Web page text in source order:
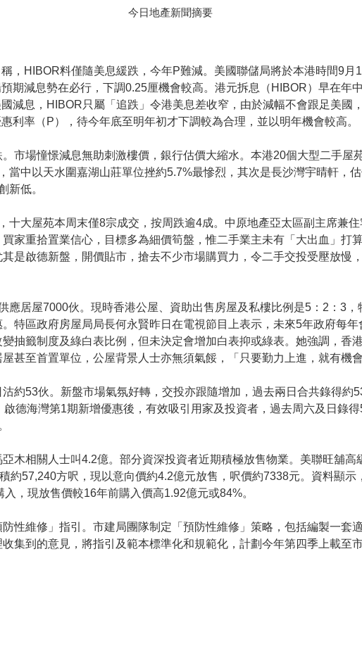
今日地產新聞摘要
稱，HIBOR料僅隨美息緩跌，今年P難減。美國聯儲局將於本港時間9
期減息勢在必行，下調0.25厘機會較高。港元拆息（HIBOR）早在年
減息，HIBOR只屬「追跌」令港美息差收窄，由於減幅不會跟足美國
利率（P），待今年底至明年初才下調較為合理，並以明年機會較高。
。市場憧憬減息無助刺激樓價，銀行估價大縮水。本港20個大型二手屋
當中以天水圍嘉湖山莊單位挫約5.7%最慘烈，其次是長沙灣宇晴軒，
新低。
十大屋苑本周末僅8宗成交，按周跌逾4成。中原地產亞太區副主席兼
家重拾置業信心，目標多為細價筍盤，惟二手業主未有「大出血」打
是啟德新盤，開價貼市，搶去不少市場購買力，令二手交投受壓放慢
應居屋7000伙。現時香港公屋、資助出售房屋及私樓比例是5：2：3
特區政府房屋局局長何永賢昨日在電視節目上表示，未來5年政府每
抽籤制度及綠白表比例，但未決定會增加白表抑或綠表。她強調，香
甚至首置單位，公屋背景人士亦無須氣餒，「只要勤力上進，就有機
沽約53伙。新盤市場氣氛好轉，交投亦跟隨增加，過去兩日合共錄得約
德海灣第1期新增優惠後，有效吸引用家及投資者，過去周六及日錄
亞木相關人士叫4.2億。部分資深投資者近期積極放售物業。美聯旺舖
約57,240方呎，現以意向價約4.2億元放售，呎價約7338元。資料顯示
，現放售價較16年前購入價高1.92億元或84%。
防性維修」指引。市建局團隊制定「預防性維修」策略，包括編製一套
集到的意見，將指引及範本標準化和規範化，計劃今年第四季上載至